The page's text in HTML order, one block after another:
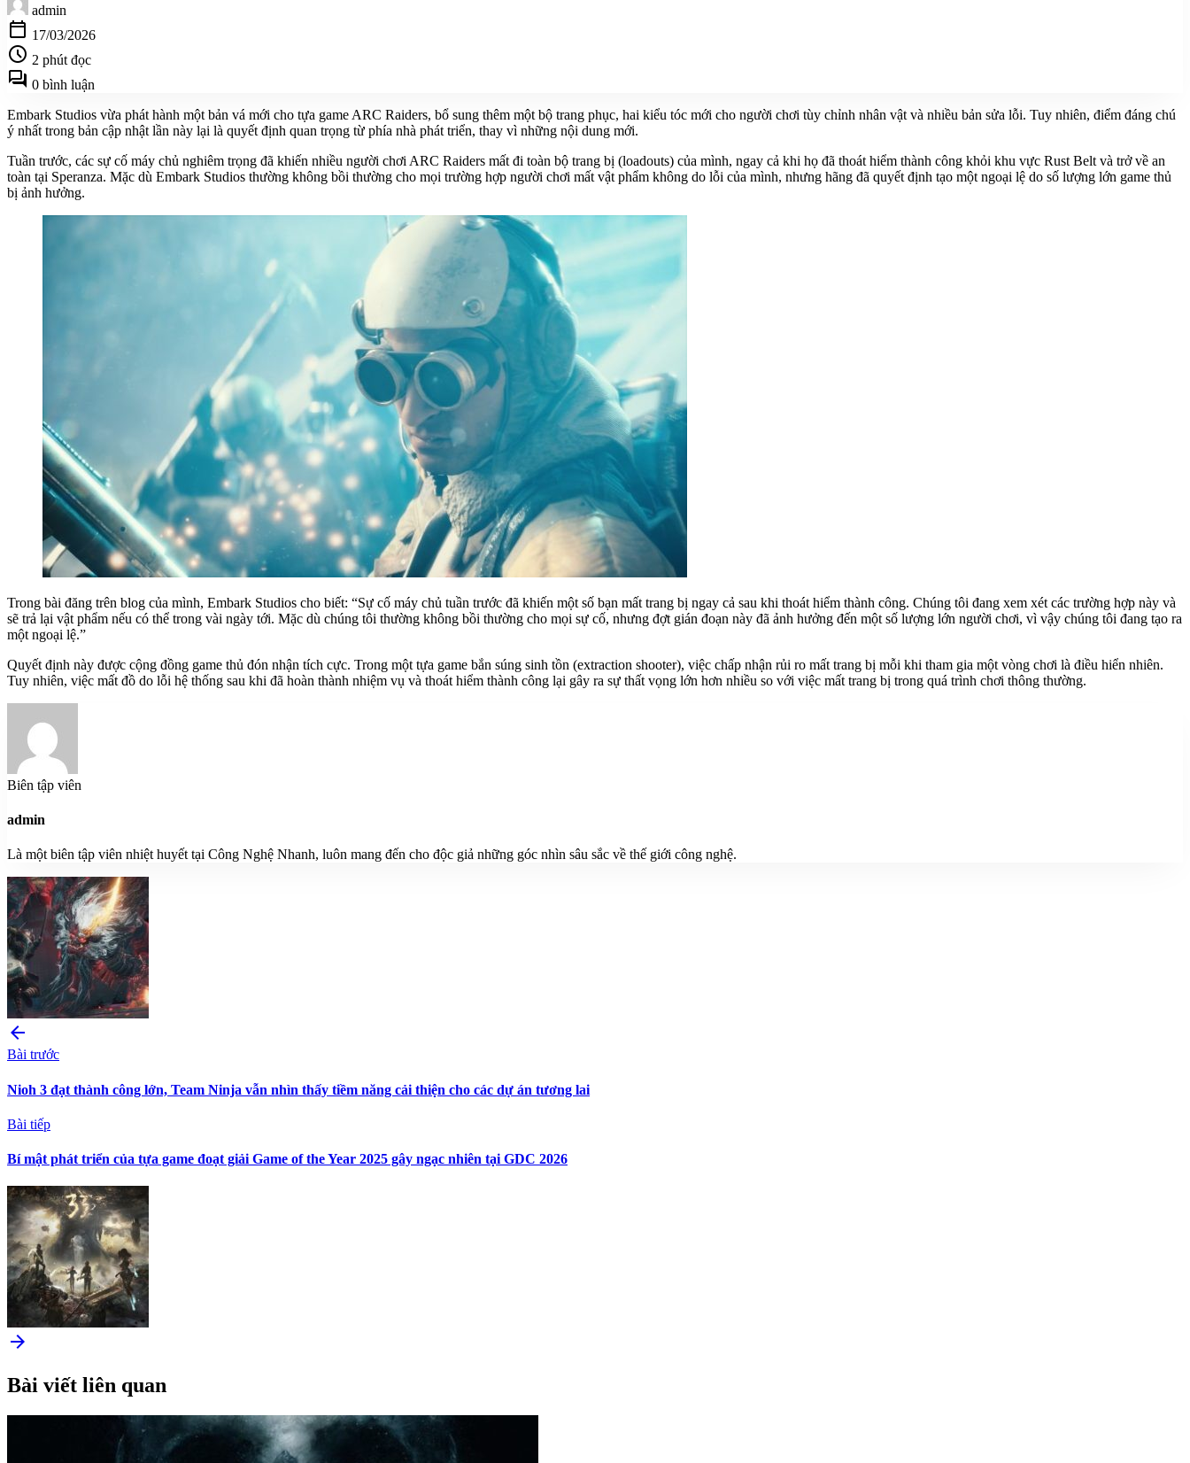
admin
calendar_today 17/03/2026
schedule 2 phút đọc
forum 0 bình luận
Embark Studios vừa phát hành một bản vá mới cho tựa game ARC Raiders, bổ sung thêm một bộ trang phục, hai kiểu tóc mới cho người chơi tùy chỉnh nhân vật và nhiều bản sửa lỗi. Tuy nhiên, điểm đáng chú
ý nhất trong bản cập nhật lần này lại là quyết định quan trọng từ phía nhà phát triển, thay vì những nội dung mới.
Tuần trước, các sự cố máy chủ nghiêm trọng đã khiến nhiều người chơi ARC Raiders mất đi toàn bộ trang bị (loadouts) của mình, ngay cả khi họ đã thoát hiểm thành công khỏi khu vực Rust Belt và trở về an
toàn tại Speranza. Mặc dù Embark Studios thường không bồi thường cho mọi trường hợp người chơi mất vật phẩm không do lỗi của mình, nhưng hãng đã quyết định tạo một ngoại lệ do số lượng lớn game thủ
bị ảnh hưởng.
Trong bài đăng trên blog của mình, Embark Studios cho biết: “Sự cố máy chủ tuần trước đã khiến một số bạn mất trang bị ngay cả sau khi thoát hiểm thành công. Chúng tôi đang xem xét các trường hợp này và
sẽ trả lại vật phẩm nếu có thể trong vài ngày tới. Mặc dù chúng tôi thường không bồi thường cho mọi sự cố, nhưng đợt gián đoạn này đã ảnh hưởng đến một số lượng lớn người chơi, vì vậy chúng tôi đang tạo ra
một ngoại lệ.”
Quyết định này được cộng đồng game thủ đón nhận tích cực. Trong một tựa game bắn súng sinh tồn (extraction shooter), việc chấp nhận rủi ro mất trang bị mỗi khi tham gia một vòng chơi là điều hiển nhiên.
Tuy nhiên, việc mất đồ do lỗi hệ thống sau khi đã hoàn thành nhiệm vụ và thoát hiểm thành công lại gây ra sự thất vọng lớn hơn nhiều so với việc mất trang bị trong quá trình chơi thông thường.
Biên tập viên
admin
Là một biên tập viên nhiệt huyết tại Công Nghệ Nhanh, luôn mang đến cho độc giả những góc nhìn sâu sắc về thế giới công nghệ.
arrow_back
Bài trước
Nioh 3 đạt thành công lớn, Team Ninja vẫn nhìn thấy tiềm năng cải thiện cho các dự án tương lai
Bài tiếp
Bí mật phát triển của tựa game đoạt giải Game of the Year 2025 gây ngạc nhiên tại GDC 2026
arrow_forward
Bài viết liên quan